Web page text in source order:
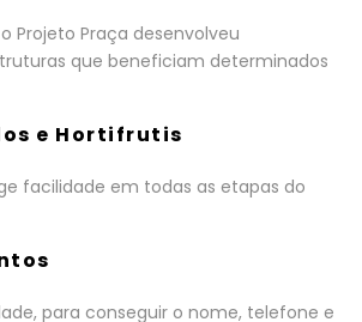
Projeto Praça desenvolveu
que beneficiam determinados
e Hortifrutis
facilidade em todas as etapas do
para conseguir o nome, telefone e